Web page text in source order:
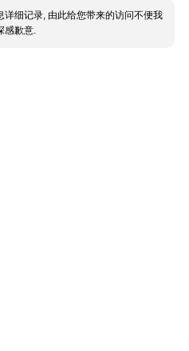
详细记录, 由此给您带来的访问不便我
感歉意.